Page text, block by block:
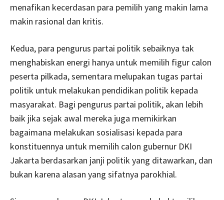
menafikan kecerdasan para pemilih yang makin lama
makin rasional dan kritis.
Kedua, para pengurus partai politik sebaiknya tak
menghabiskan energi hanya untuk memilih figur calon
peserta pilkada, sementara melupakan tugas partai
politik untuk melakukan pendidikan politik kepada
masyarakat. Bagi pengurus partai politik, akan lebih
baik jika sejak awal mereka juga memikirkan
bagaimana melakukan sosialisasi kepada para
konstituennya untuk memilih calon gubernur DKI
Jakarta berdasarkan janji politik yang ditawarkan, dan
bukan karena alasan yang sifatnya parokhial.